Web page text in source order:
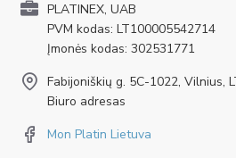
PLATINEX, UAB
PVM kodas: LT100005542714
Įmonės kodas: 302531771
Fabijoniškių g. 5C-1022, Vilnius,
Biuro adresas
Mon Platin Lietuva